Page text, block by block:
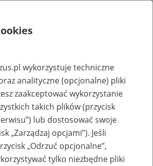
lub
zakładów pracy
wykorzystuje techniczne
analityczne (opcjonalne) pliki
zaakceptować wykorzystanie
takich plików (przycisk
lub dostosować swoje
„Zarządzaj opcjami”). Jeśli
„Odrzuć opcjonalne”,
tylko niezbędne pliki